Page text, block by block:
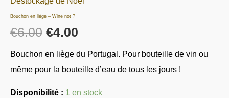
Bouchon en liège – Wine not ?
€6.00
était :
€6.00.
€4.00
est :
Bouchon en liège du Portugal. Pour bouteille de vin ou
même pour la bouteille d’eau de tous les jours !
Disponibilité : 1 en stock
Wine
?